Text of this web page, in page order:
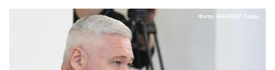
Фото: KHARKIV Today